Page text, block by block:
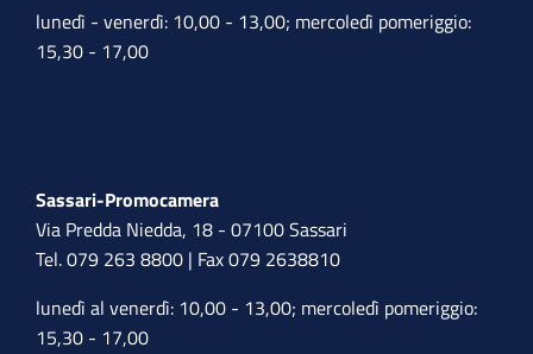
lunedì - venerdì: 10,00 - 13,00; mercoledì pomeriggio:
15,30 - 17,00
Sassari-Promocamera
Via Predda Niedda, 18 - 07100 Sassari
Tel. 079 263 8800 | Fax 079 2638810
lunedì al venerdì: 10,00 - 13,00; mercoledì pomeriggio:
15,30 - 17,00